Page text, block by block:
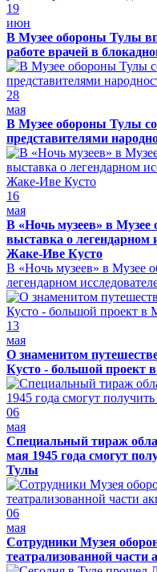
19
июн
В Музее обороны Тулы
работе врачей в
28
мая
В Музее обороны Тулы
представителями
16
мая
В «Ночь музеев» в
выставка о легендарном
Жаке-Иве Кусто
В «Ночь музеев» в Музее
легендарном
13
мая
О знаменитом
Кусто - большой проект
06
мая
Специальный тираж
мая 1945 года смогут
Тулы
06
мая
Сотрудники Музея
театрализованной части